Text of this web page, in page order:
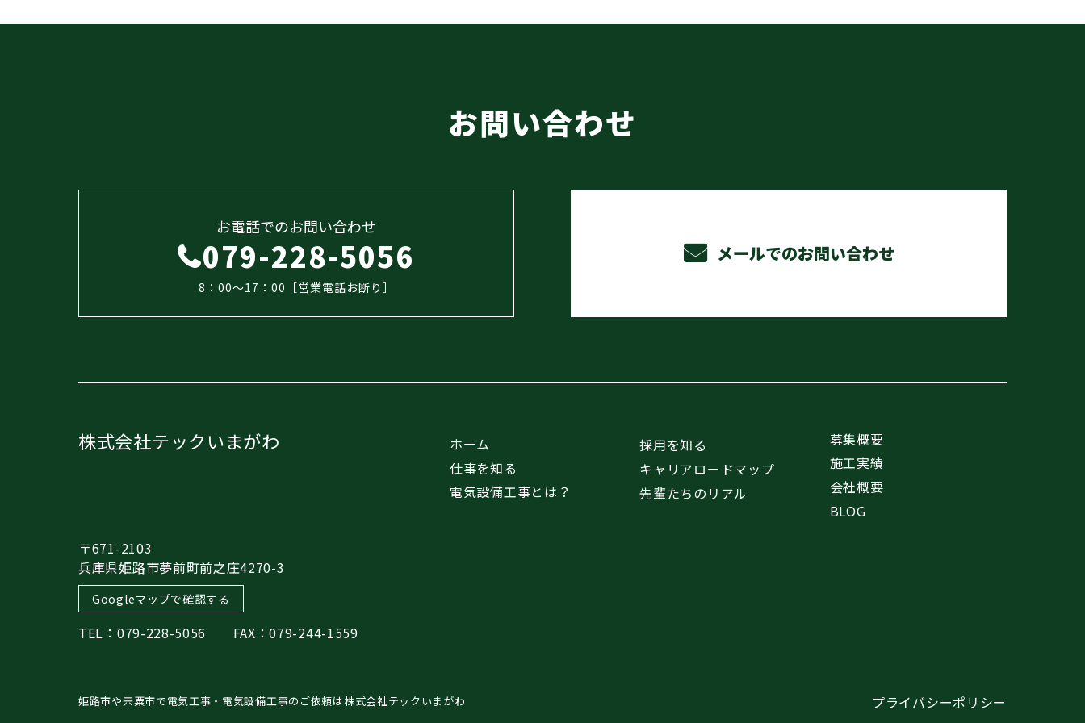
お問い合わせ
お電話でのお問い合わせ
079-228-5056
8：00～17：00［営業電話お断り］
メールでのお問い合わせ
株式会社テックいまがわ
ホーム
仕事を知る
電気設備工事とは？
採用を知る
キャリアロードマップ
先輩たちのリアル
募集概要
施工実績
会社概要
BLOG
〒671-2103
兵庫県姫路市夢前町前之庄4270-3
Googleマップで確認する
TEL：079-228-5056 FAX：079-244-1559
姫路市や宍粟市で電気工事・電気設備工事のご依頼は株式会社テックいまがわ プライバシーポリシー